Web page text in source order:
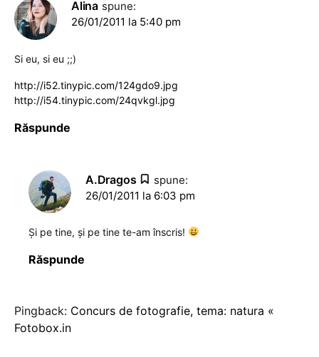
Alina spune:
26/01/2011 la 5:40 pm
Si eu, si eu ;;)
http://i52.tinypic.com/124gdo9.jpg
http://i54.tinypic.com/24qvkgl.jpg
Răspunde
A.Dragos
spune:
26/01/2011 la 6:03 pm
Şi pe tine, şi pe tine te-am înscris!
Răspunde
Pingback: Concurs de fotografie, tema: natura «
Fotobox.in